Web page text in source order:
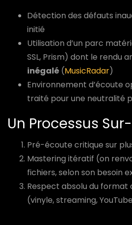
Détection des défauts
initié
Utilisation d’un parc
SSL, Prism) dont le rendu
inégalé (MusicRadar)
Environnement d’écoute
traité pour une neutralité
Un Processus
Pré-écoute critique sur
Mastering itératif (on
fichiers, selon son besoin
Respect absolu du format
(vinyle, streaming,